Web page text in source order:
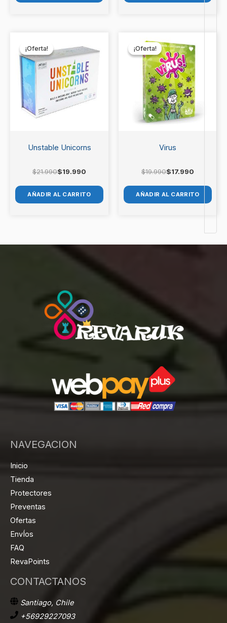
¡Oferta!
¡Oferta!
Unstable Unicorns
$21.990
precio
original
$21.990.
$19.990
precio
actual
$19.990.
AÑADIR AL CARRITO
¡Oferta!
¡Oferta!
Virus
$19.990
precio
original
era:
$19.990.
$17.990
precio
actual
es:
$17.990.
AÑADIR AL CARRITO
NAVEGACION
Inicio
Tienda
Protectores
Preventas
Ofertas
EnvÍos
FAQ
RevaPoints
CONTACTANOS
Santiago, Chile
+56929227093